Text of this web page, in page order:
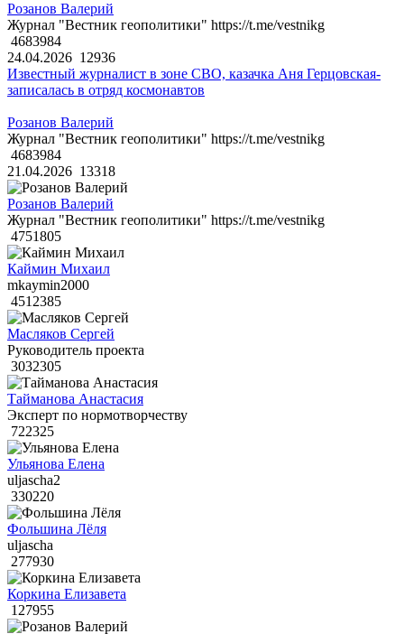
Розанов Валерий
Журнал "Вестник геополитики" https://t.me/vestnikg
4683984
24.04.2026 12936
Известный журналист в зоне СВО, казачка Аня Герцовская-
записалась в отряд космонавтов
Розанов Валерий
Журнал "Вестник геополитики" https://t.me/vestnikg
4683984
21.04.2026 13318
Розанов Валерий
Журнал "Вестник геополитики" https://t.me/vestnikg
4751805
Каймин Михаил
mkaymin2000
4512385
Масляков Сергей
Руководитель проекта
3032305
Тайманова Анастасия
Эксперт по нормотворчеству
722325
Ульянова Елена
uljascha2
330220
Фольшина Лёля
uljascha
277930
Коркина Елизавета
127955